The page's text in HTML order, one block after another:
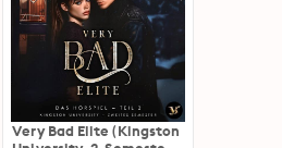
Very Bad Elite (Kingston